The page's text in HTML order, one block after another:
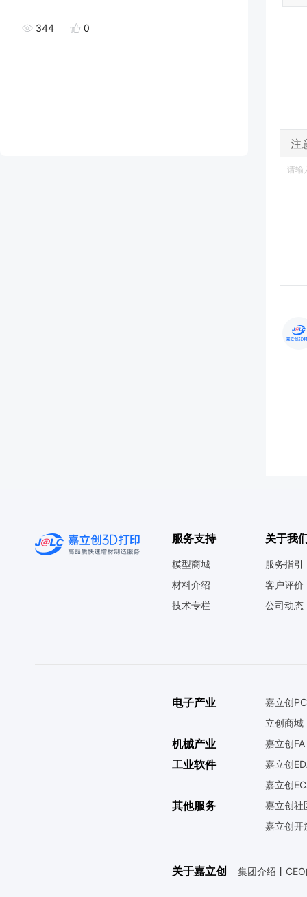
344 0
注
服务支持
模型商城
材料介绍
技术专栏
关于我
服务指引
客户评价
公司动态
电子产业
嘉立创
立创商城
机械产业 嘉立创FA
工业软件
嘉立创
嘉立创
其他服务
嘉立创社
嘉立创开
关于嘉立创 集团介绍 丨